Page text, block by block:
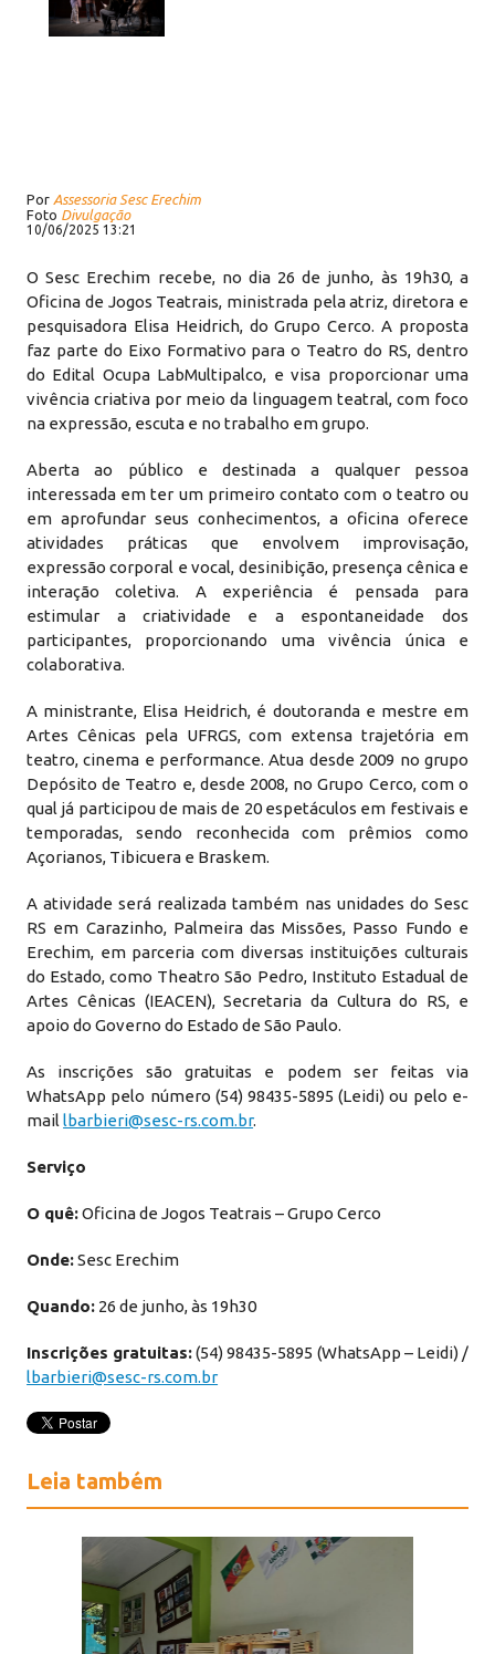
Por Assessoria Sesc Erechim
Foto Divulgação
10/06/2025 13:21
O Sesc Erechim recebe, no dia 26 de junho, às 19h30, a
Oficina de Jogos Teatrais, ministrada pela atriz, diretora e
pesquisadora Elisa Heidrich, do Grupo Cerco. A proposta
faz parte do Eixo Formativo para o Teatro do RS, dentro
do Edital Ocupa LabMultipalco, e visa proporcionar uma
vivência criativa por meio da linguagem teatral, com foco
na expressão, escuta e no trabalho em grupo.
Aberta ao público e destinada a qualquer pessoa
interessada em ter um primeiro contato com o teatro ou
em aprofundar seus conhecimentos, a oficina oferece
atividades práticas que envolvem improvisação,
expressão corporal e vocal, desinibição, presença cênica e
interação coletiva. A experiência é pensada para
estimular a criatividade e a espontaneidade dos
participantes, proporcionando uma vivência única e
colaborativa.
A ministrante, Elisa Heidrich, é doutoranda e mestre em
Artes Cênicas pela UFRGS, com extensa trajetória em
teatro, cinema e performance. Atua desde 2009 no grupo
Depósito de Teatro e, desde 2008, no Grupo Cerco, com o
qual já participou de mais de 20 espetáculos em festivais e
temporadas, sendo reconhecida com prêmios como
Açorianos, Tibicuera e Braskem.
A atividade será realizada também nas unidades do Sesc
RS em Carazinho, Palmeira das Missões, Passo Fundo e
Erechim, em parceria com diversas instituições culturais
do Estado, como Theatro São Pedro, Instituto Estadual de
Artes Cênicas (IEACEN), Secretaria da Cultura do RS, e
apoio do Governo do Estado de São Paulo.
As inscrições são gratuitas e podem ser feitas via
WhatsApp pelo número (54) 98435-5895 (Leidi) ou pelo e-
maillbarbieri@sesc-rs.com.br.
Serviço
O quê:Oficina de Jogos Teatrais – Grupo Cerco
Onde:Sesc Erechim
Quando: 26 de junho, às 19h30
Inscrições gratuitas:(54) 98435-5895 (WhatsApp – Leidi) /
lbarbieri@sesc-rs.com.br
Leia também